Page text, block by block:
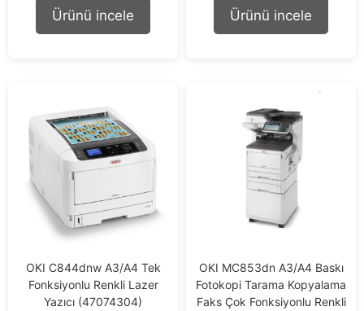
f
Ürünü incele
f
Ürünü incele
OKI C844dnw A3/A4 Tek
Fonksiyonlu Renkli Lazer
Yazıcı (47074304)
OKI MC853dn A3/A4 Baskı
Fotokopi Tarama Kopyalama
Faks Çok Fonksiyonlu Renkli